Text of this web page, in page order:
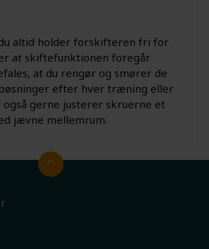
altid holder forskifteren fri for
at skiftefunktionen foregår
at du rengør og smører de
efter hver træning eller
også gerne justerer skruerne et
jævne mellemrum.